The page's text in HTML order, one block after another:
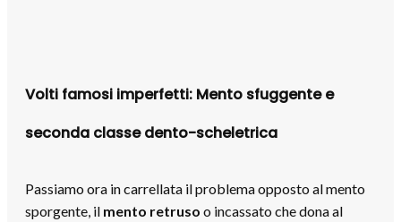
Volti famosi imperfetti: Mento sfuggente e
seconda classe dento-scheletrica
Passiamo ora in carrellata il problema opposto al mento
sporgente, il mento retruso o incassato che dona al